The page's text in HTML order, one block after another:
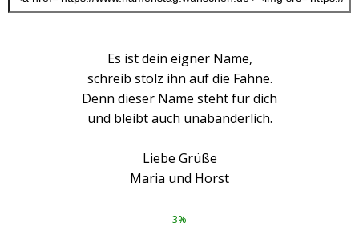
Es ist dein eigner Name,
schreib stolz ihn auf die Fahne.
Denn dieser Name steht für dich
und bleibt auch unabänderlich.
Liebe Grüße
Maria und Horst
3%